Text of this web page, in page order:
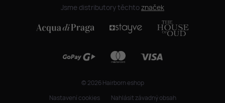
Jsme distributory těchtoznaček
© 2026 Hairborn eshop
Nastavení cookies
Nahlásit závadný obsah